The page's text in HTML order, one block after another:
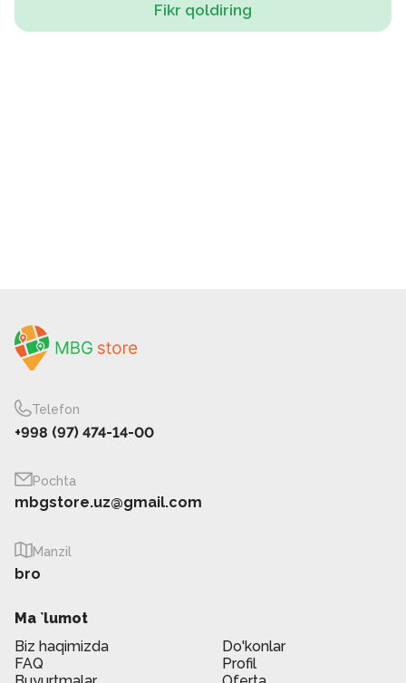
Fikr qoldiring
Telefon
+998 (97) 474-14-00
Pochta
mbgstore.uz@gmail.com
Manzil
bro
Ma `lumot
Biz haqimizda
Do'konlar
FAQ
Profil